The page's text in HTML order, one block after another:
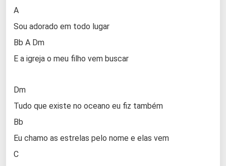
A
Sou adorado em todo lugar
Bb A Dm
E a igreja o meu filho vem buscar
Dm
Tudo que existe no oceano eu fiz também
Bb
Eu chamo as estrelas pelo nome e elas vem
C